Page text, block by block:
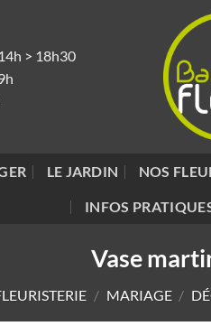
> 18h30
LE JARDIN NOS
INFOS
Vase
/ MARIAGE /